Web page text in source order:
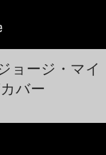
ョージ・マイ
バー